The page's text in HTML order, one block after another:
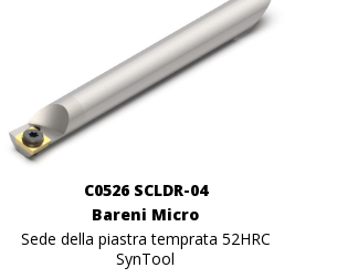
C0526 SCLDR-04
Bareni Micro
Sede della piastra temprata 52HRC
SynTool